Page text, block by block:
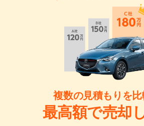
複数の見積もりを
最高額で売却